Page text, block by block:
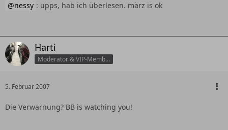
nessy : upps, hab ich überlesen. märz is ok
Harti
Moderator & VIP-Member
5. Februar 2007
Die Verwarnung? BB is watching you!